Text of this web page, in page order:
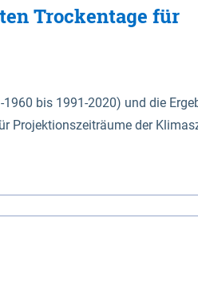
Trockentage für
bis 1991-2020) und die
Projektionszeiträume der
(Mai - Okt.) - hwi:
der Rasterdaten mit